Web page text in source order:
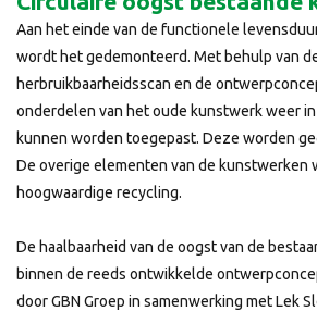
Aan het einde van de functionele
wordt het gedemonteerd. Met behulp van
herbruikbaarheidsscan en de
onderdelen van het oude kunstwerk weer
kunnen worden toegepast. Deze worden
De overige elementen van de kunstwerken
hoogwaardige recycling.
De haalbaarheid van de oogst van de
binnen de reeds ontwikkelde
door GBN Groep in samenwerking met Lek